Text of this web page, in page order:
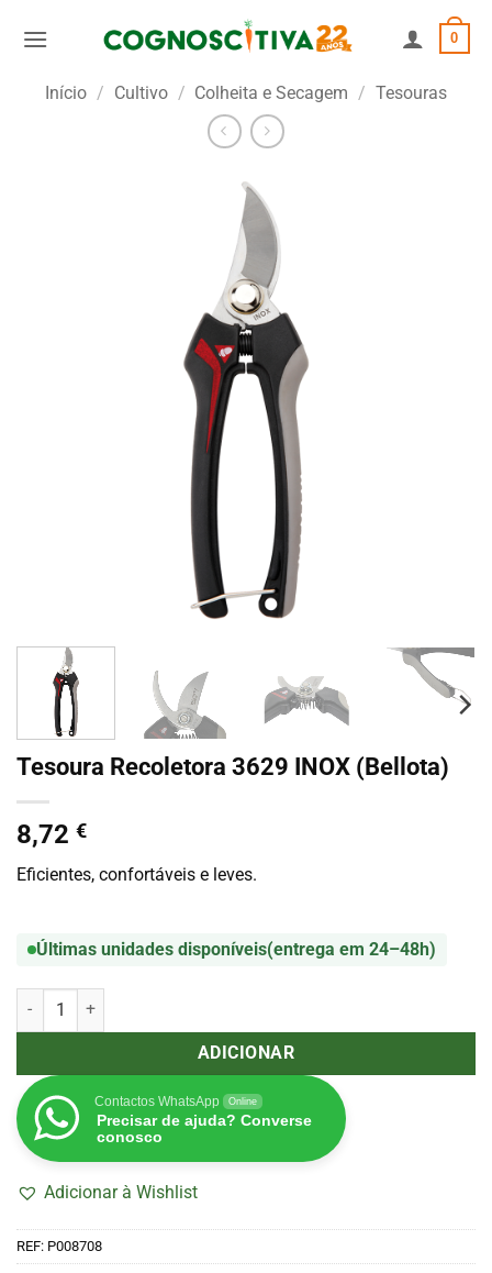
0
Início / Cultivo / Colheita e Secagem / Tesouras
Tesoura Recoletora 3629 INOX (Bellota)
8,72 €
Eficientes, confortáveis e leves.
Últimas unidades disponíveis(entrega em 24–48h)
Quantidade de Tesoura Recoletora 3629 INOX (Bellota)
ADICIONAR
Contactos WhatsApp Online
Precisar de ajuda? Converse
conosco
Adicionar à Wishlist
REF: P008708